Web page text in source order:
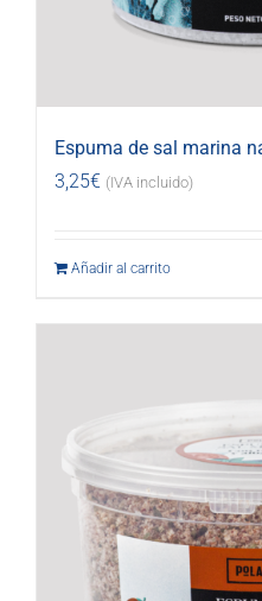
Espuma de sal marina
3,25€ (IVA incluido)
Añadir al carrito